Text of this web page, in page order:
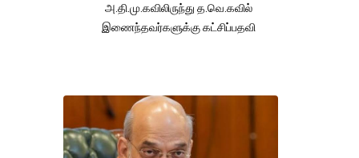
அ.தி.மு.கவிலிருந்து த.வெ.கவில்
இணைந்தவர்களுக்கு கட்சிப்பதவி